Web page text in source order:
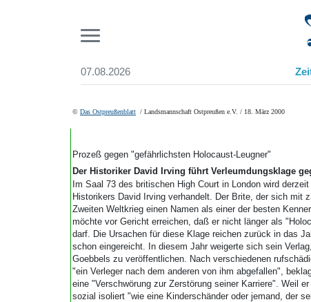
07.08.2026
Start
Abonnenten-Login
Abonnent werden
Abo Prämien
Archiv
Mediadaten
Suchen und finden
© Das Ostpreußenblatt / Landsmannschaft Ostpreußen e.V. / 18. März 2000
Prozeß gegen "gefährlichsten Holocaust-Leugner"
Der Historiker David Irving führt Verleumdungsklage
Im Saal 73 des britischen High Court in London wird
Historikers David Irving verhandelt. Der Brite, der sich mit
Zweiten Weltkrieg einen Namen als einer der besten
möchte vor Gericht erreichen, daß er nicht länger als
darf. Die Ursachen für diese Klage reichen zurück in das
schon eingereicht. In diesem Jahr weigerte sich sein
Goebbels zu veröffentlichen. Nach verschiedenen
"ein Verleger nach dem anderen von ihm abgefallen",
eine "Verschwörung zur Zerstörung seiner Karriere". Weil
sozial isoliert "wie eine Kinderschänder oder jemand, der